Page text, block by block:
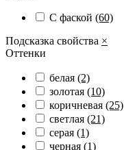
С фаской (60)
Подсказка свойства ×
Оттенки
белая (2)
золотая (10)
коричневая (25)
светлая (21)
серая (1)
черная (1)